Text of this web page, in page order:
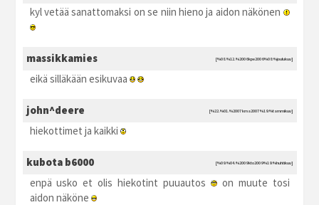
kyl vetää sanattomaksi on se niin hieno ja aidon näkönen
massikkamies [%08.%12.%2006 kpe2006 %08:%joulukuu]
eikä silläkään esikuvaa
john^deere [%22.%01.%2007 kma2007 %19:%tammikuu]
hiekottimet ja kaikki
kubota b6000 [%09.%04.%2009 kto2009 %19:%huhtikuu]
enpä usko et olis hiekotint puuautos
on muute tosi
aidon näköne